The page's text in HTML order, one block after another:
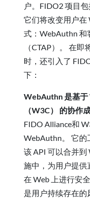
户。FIDO2 项目
它们将改变用户在
式：WebAuthn 和
（CTAP）。 在
时，还引入了
下：
WebAuthn 是基于
（W3C） 的协作
FIDO Alliance和
WebAuthn。 它的
该 API 可以合并到
施中，为用户提供
在 Web 上进行安
是用户持续存在的